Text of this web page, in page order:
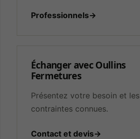
Professionnels→
Échanger avec Oullins
Fermetures
Présentez votre besoin et les
contraintes connues.
Contact et devis→